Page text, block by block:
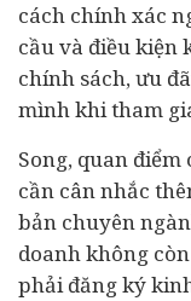
cách chính xác
cầu và điều kiện
chính sách, ưu
mình khi tham
Song, quan điểm
cần cân nhắc
bản chuyên
doanh không
phải đăng ký